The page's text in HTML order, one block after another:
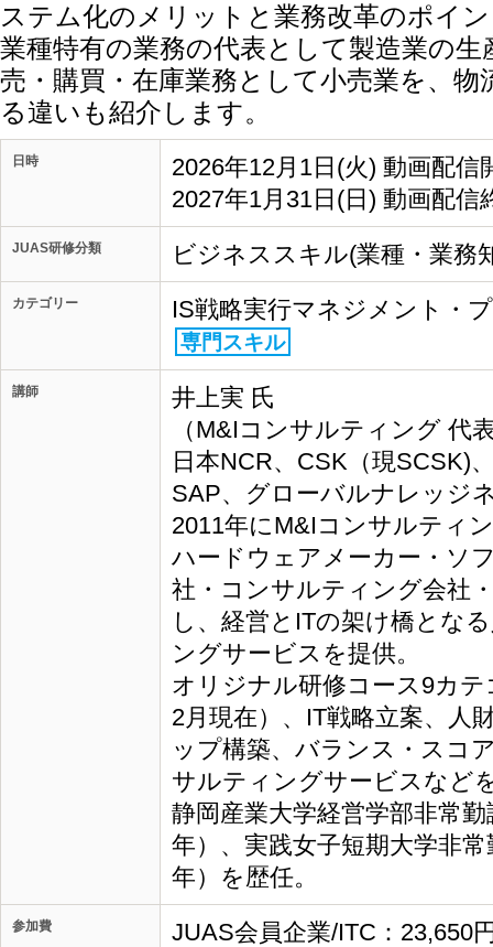
ステム化のメリットと業務改革のポイ
業種特有の業務の代表として製造業の
売・購買・在庫業務として小売業を、
る違いも紹介します。
日時
2026年12月1日(火) 動画配信
2027年1月31日(日) 動画配信
JUAS研修分類 ビジネススキル(業種・業務
カテゴリー IS戦略実行マネジメント・
専門スキル
講師
井上実 氏
（M&Iコンサルティング 代
日本NCR、CSK（現SCSK)
SAP、グローバルナレッジ
2011年にM&Iコンサルティ
ハードウェアメーカー・ソ
社・コンサルティング会社
し、経営とITの架け橋とな
ングサービスを提供。
オリジナル研修コース9カ
2月現在）、IT戦略立案、人
ップ構築、バランス・スコ
サルティングサービスなど
静岡産業大学経営学部非常
年）、実践女子短期大学非
年）を歴任。
参加費
JUAS会員企業/ITC：23,650